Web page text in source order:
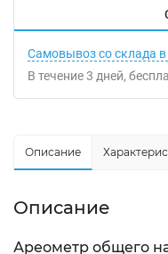
Самовывоз со склада в
В течение3 дней
Описание
Описание
Ареометр общего